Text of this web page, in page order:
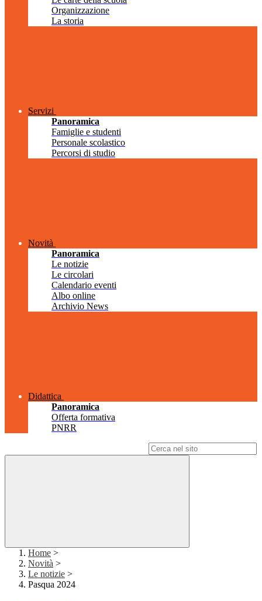
Organizzazione
La storia
Servizi
Panoramica
Famiglie e studenti
Personale scolastico
Percorsi di studio
Novità
Panoramica
Le notizie
Le circolari
Calendario eventi
Albo online
Archivio News
Didattica
Panoramica
Offerta formativa
PNRR
Home >
Novità >
Le notizie >
Pasqua 2024